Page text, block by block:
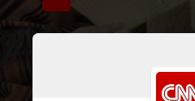
real inspirada no
homônimo do